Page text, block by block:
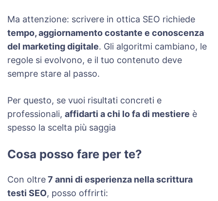
Ma attenzione: scrivere in ottica SEO richiede
tempo, aggiornamento costante e conoscenza
del marketing digitale. Gli algoritmi cambiano, le
regole si evolvono, e il tuo contenuto deve
sempre stare al passo.
Per questo, se vuoi risultati concreti e
professionali, affidarti a chi lo fa di mestiere è
spesso la scelta più saggia
Cosa posso fare per te?
Con oltre7 anni di esperienza nella scrittura
testi SEO, posso offrirti: